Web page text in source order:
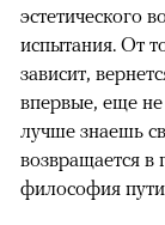
эстетического
испытания. От
зависит,
впервые, еще
лучше знаешь
возвращается в
философия